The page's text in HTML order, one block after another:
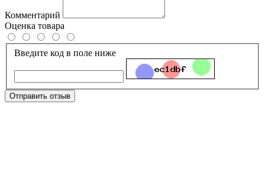
Комментарий
Оценка товара
Введите код в поле ниже
Отправить отзыв